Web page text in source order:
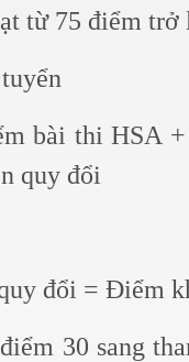
từ 75 điểm trở
bài thi HSA
quy đổi
đổi = Điểm
30 sang